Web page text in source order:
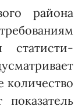
района
статис­ти­
количест­во